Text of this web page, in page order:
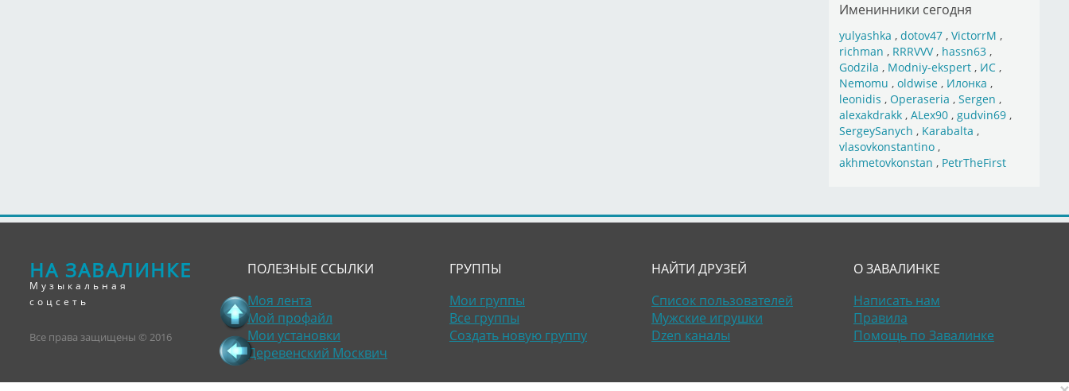
Именинники сегодня
yulyashka , dotov47, VictorrM ,
richman , RRRVVV, hassn63,
Godzila , Modniy-ekspert, ИС,
Nemomu , oldwise, Илонка ,
leonidis , Operaseria , Sergen ,
alexakdrakk, ALex90, gudvin69,
SergeySanych , Karabalta ,
vlasovkonstantino,
akhmetovkonstan , PetrTheFirst
НА ЗАВАЛИНКЕ
Музыкальная
соцсеть
Все права защищены © 2016
ПОЛЕЗНЫЕ ССЫЛКИ
Моя лента
Мой профайл
Мои установки
Деревенский Москвич
ГРУППЫ
Мои группы
Все группы
Создать новую группу
НАЙТИ ДРУЗЕЙ
Список пользователей
Мужские игрушки
Dzen каналы
О ЗАВАЛИНКЕ
Написать нам
Правила
Помощь по Завалинке